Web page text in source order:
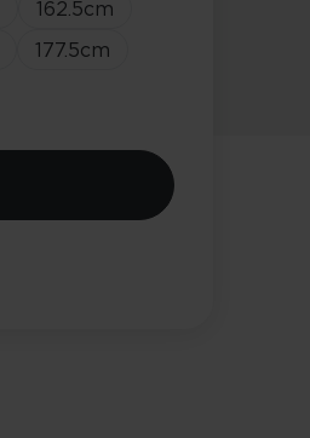
162.5cm
177.5cm